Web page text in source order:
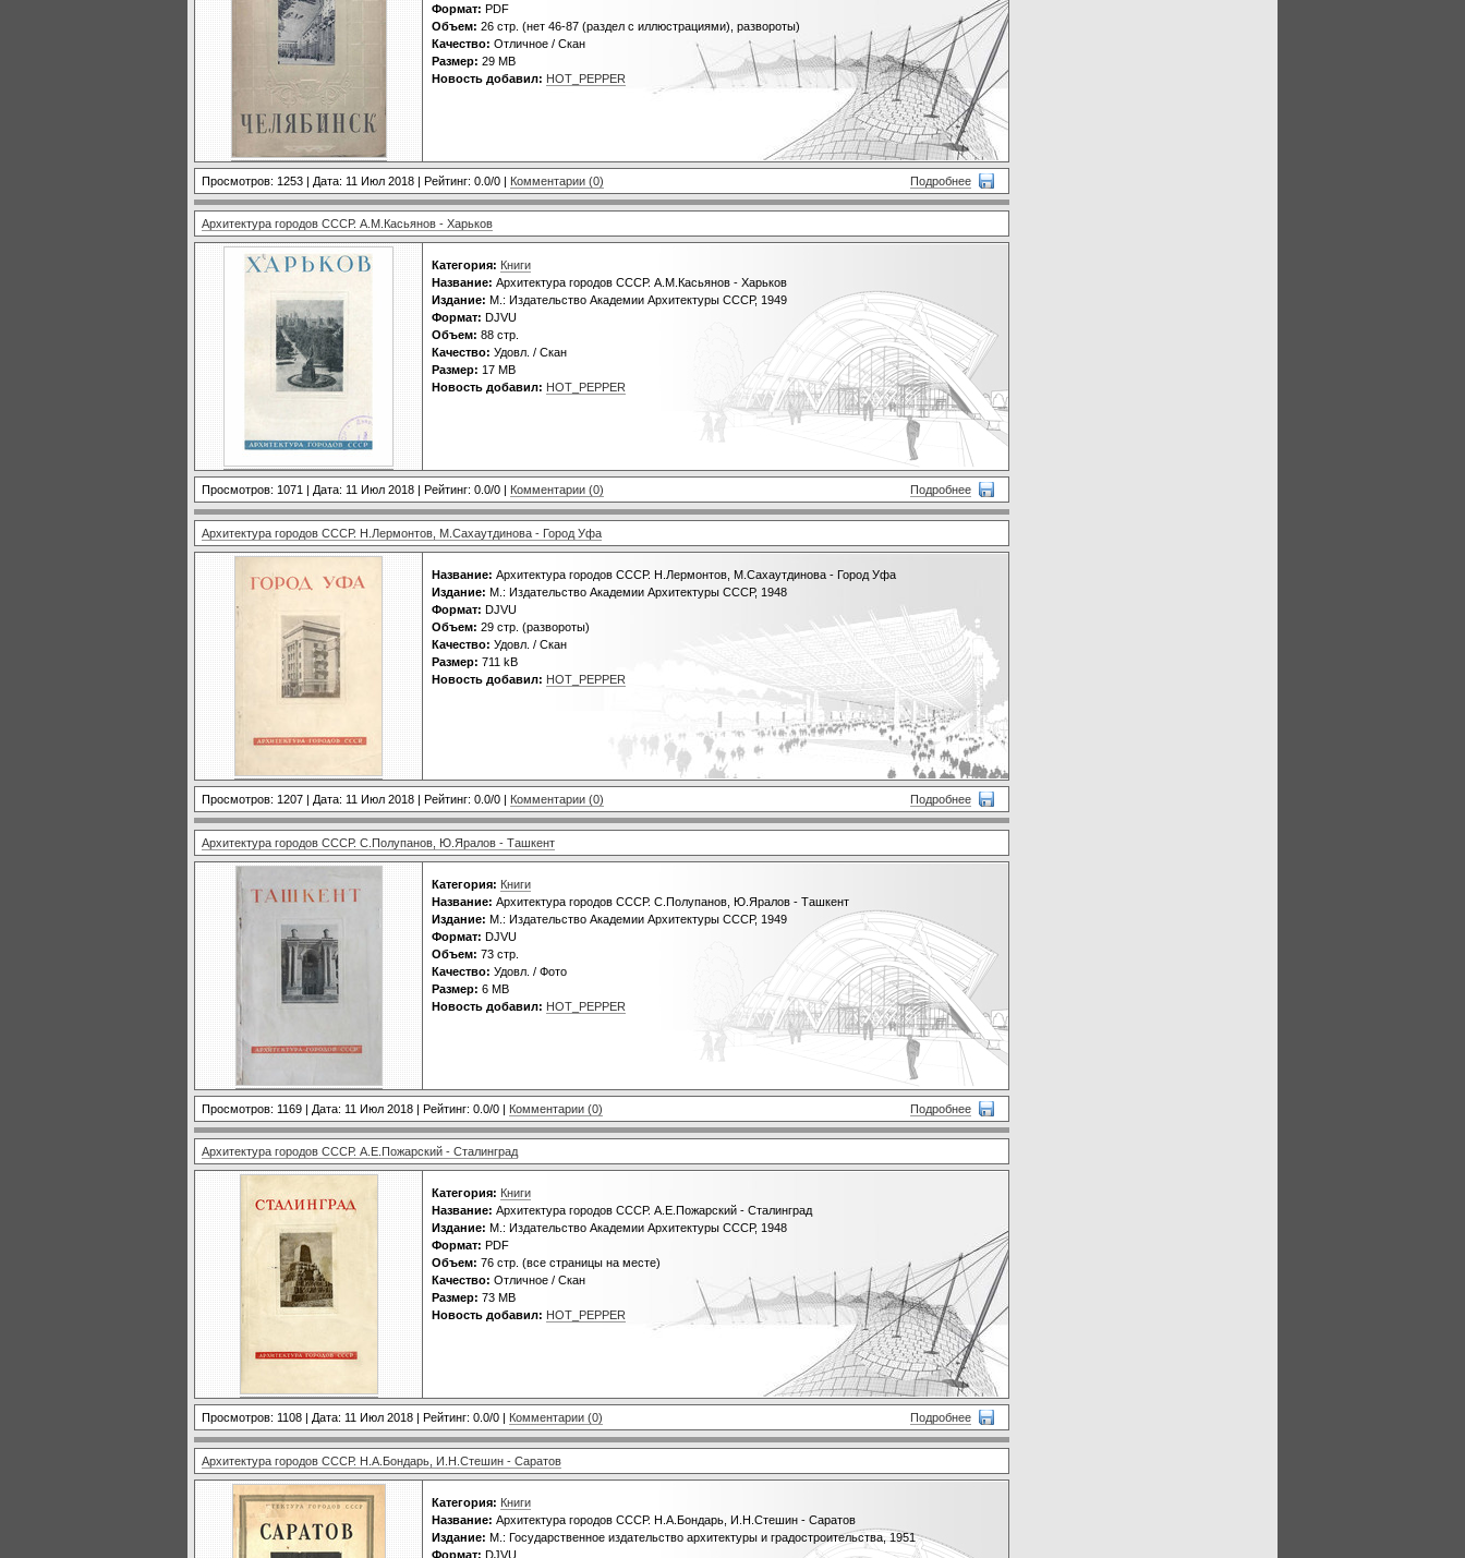
Формат: PDF
Объем: 26 стр. (нет 46-87 (раздел с иллюстрациями), развороты)
Качество: Отличное / Скан
Размер: 29 MB
Новость добавил: HOT_PEPPER
Подробнее
Просмотров: 1253 | Дата: 11 Июл 2018 | Рейтинг: 0.0/0 | Комментарии (0)
Архитектура городов СССР. А.М.Касьянов - Харьков
Категория: Книги
Название: Архитектура городов СССР. А.М.Касьянов - Харьков
Издание: М.: Издательство Академии Архитектуры СССР, 1949
Формат: DJVU
Объем: 88 стр.
Качество: Удовл. / Скан
Размер: 17 MB
Новость добавил: HOT_PEPPER
Подробнее
Просмотров: 1071 | Дата: 11 Июл 2018 | Рейтинг: 0.0/0 | Комментарии (0)
Архитектура городов СССР. Н.Лермонтов, М.Сахаутдинова - Город Уфа
Название: Архитектура городов СССР. Н.Лермонтов, М.Сахаутдинова - Город Уфа
Издание: М.: Издательство Академии Архитектуры СССР, 1948
Формат: DJVU
Объем: 29 стр. (развороты)
Качество: Удовл. / Скан
Размер: 711 kB
Новость добавил: HOT_PEPPER
Подробнее
Просмотров: 1207 | Дата: 11 Июл 2018 | Рейтинг: 0.0/0 | Комментарии (0)
Архитектура городов СССР. С.Полупанов, Ю.Яралов - Ташкент
Категория: Книги
Название: Архитектура городов СССР. С.Полупанов, Ю.Яралов - Ташкент
Издание: М.: Издательство Академии Архитектуры СССР, 1949
Формат: DJVU
Объем: 73 стр.
Качество: Удовл. / Фото
Размер: 6 MB
Новость добавил: HOT_PEPPER
Подробнее
Просмотров: 1169 | Дата: 11 Июл 2018 | Рейтинг: 0.0/0 | Комментарии (0)
Архитектура городов СССР. А.Е.Пожарский - Сталинград
Категория: Книги
Название: Архитектура городов СССР. А.Е.Пожарский - Сталинград
Издание: М.: Издательство Академии Архитектуры СССР, 1948
Формат: PDF
Объем: 76 стр. (все страницы на месте)
Качество: Отличное / Скан
Размер: 73 MB
Новость добавил: HOT_PEPPER
Подробнее
Просмотров: 1108 | Дата: 11 Июл 2018 | Рейтинг: 0.0/0 | Комментарии (0)
Архитектура городов СССР. Н.А.Бондарь, И.Н.Стешин - Саратов
Категория: Книги
Название: Архитектура городов СССР. Н.А.Бондарь, И.Н.Стешин - Саратов
Издание: М.: Государственное издательство архитектуры и градостроительства, 1951
Формат: DJVU